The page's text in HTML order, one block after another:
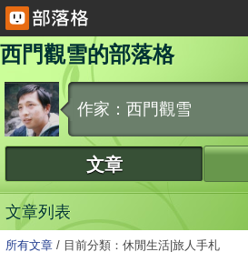
西門觀雪的部落格
作家：西門觀雪
文章
文章列表
所有文章 / 目前分類：休閒生活|旅人手札